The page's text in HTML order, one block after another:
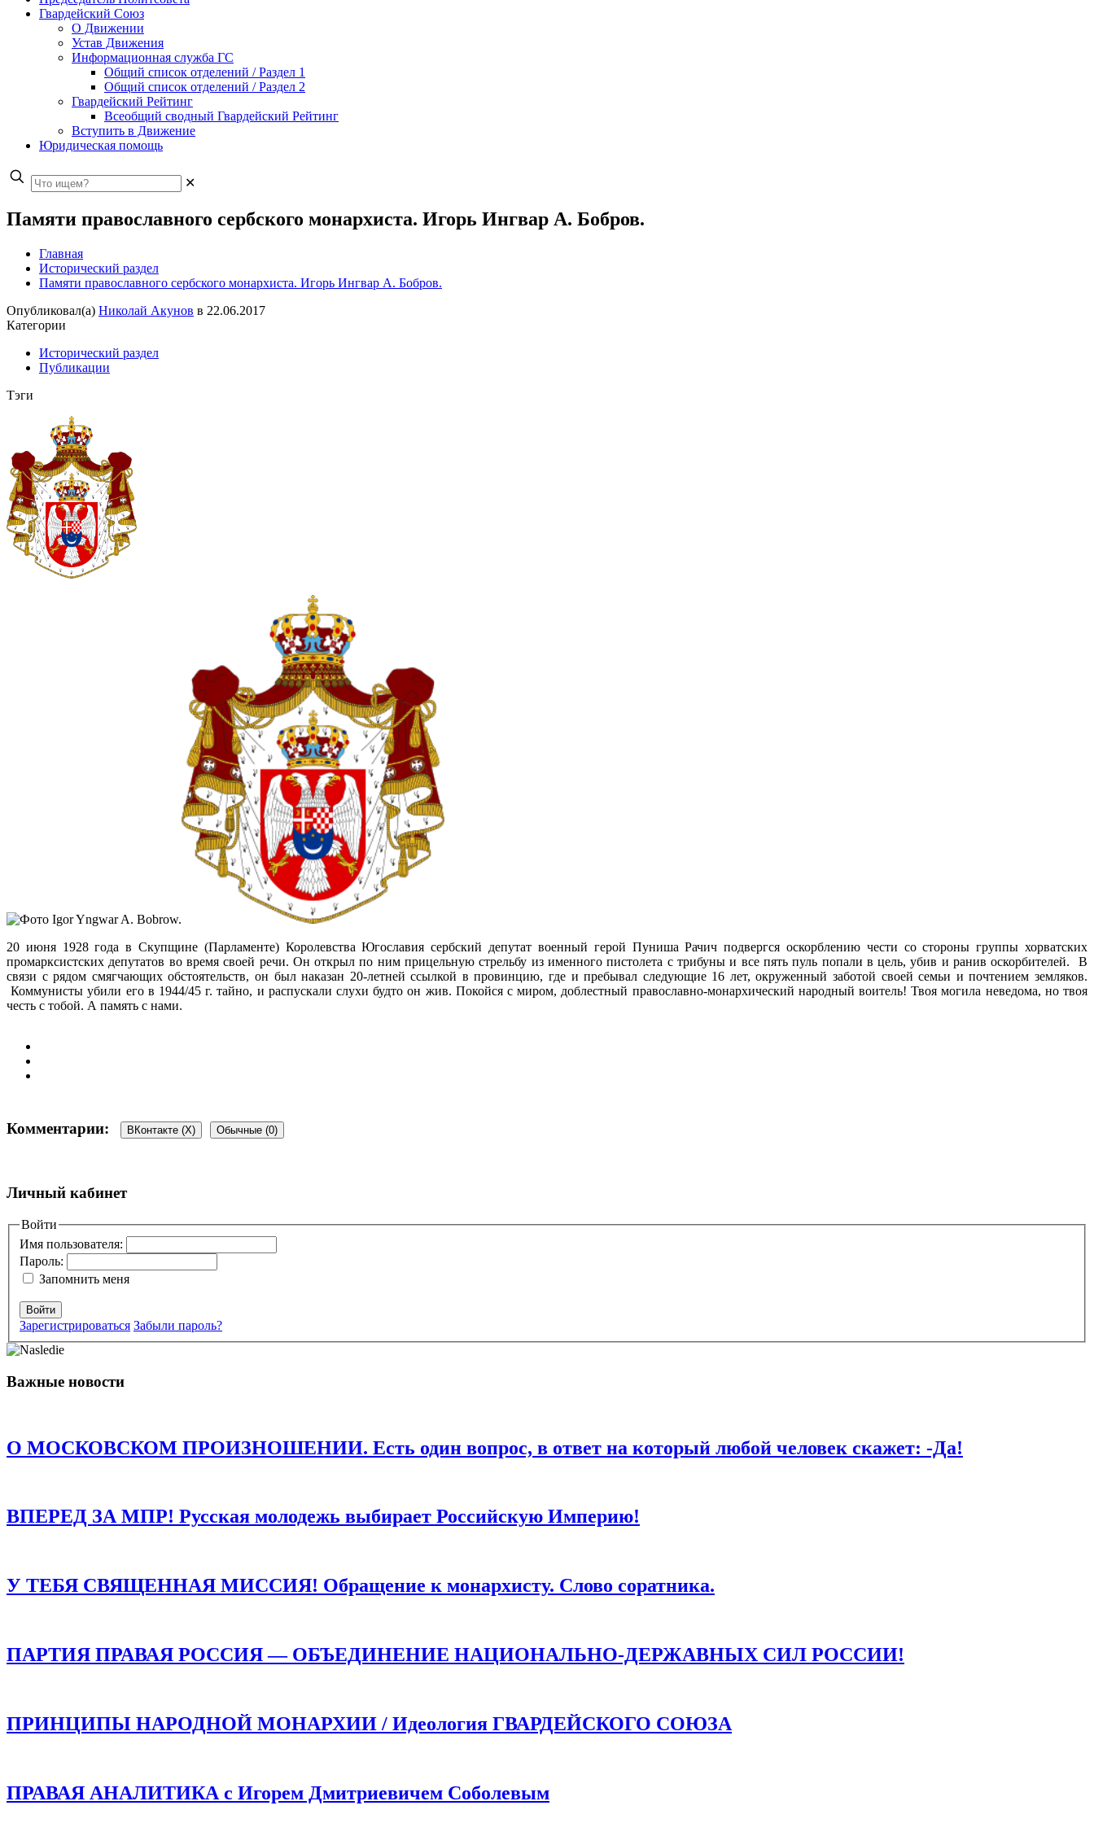
Гвардейский Союз
О Движении
Устав Движения
Информационная служба ГС
Общий список отделений / Раздел 1
Общий список отделений / Раздел 2
Гвардейский Рейтинг
Всеобщий сводный Гвардейский Рейтинг
Вступить в Движение
Юридическая помощь
✕
Памяти православного сербского монархиста. Игорь Ингвар А. Бобров.
Главная
Исторический раздел
Памяти православного сербского монархиста. Игорь Ингвар А. Бобров.
Опубликовал(а) Николай Акунов в 22.06.2017
Категории
Исторический раздел
Публикации
Тэги
20 июня 1928 года в Скупщине (Парламенте) Королевства Югославия сербский депутат военный герой Пуниша Рачич подвергся оскорблению чести со стороны группы хорватских
промарксистских депутатов во время своей речи. Он открыл по ним прицельную стрельбу из именного пистолета с трибуны и все пять пуль попали в цель, убив и ранив оскорбителей. В
связи с рядом смягчающих обстоятельств, он был наказан 20-летней ссылкой в провинцию, где и пребывал следующие 16 лет, окруженный заботой своей семьи и почтением земляков.
Коммунисты убили его в 1944/45 г. тайно, и распускали слухи будто он жив. Покойся с миром, доблестный православно-монархический народный воитель! Твоя могила неведома, но твоя
честь с тобой. А память с нами.
Комментарии: ВКонтакте (X) Обычные (0)
Добавить комментарий
Ваш адрес email не будет опубликован. Обязательные поля помечены*
Комментарий*
Сохранить моё имя, email и адрес сайта в этом браузере для последующих моих комментариев.
Личный кабинет
Войти
Имя пользователя:
Пароль:
Запомнить меня
Войти
Зарегистрироваться Забыли пароль?
Важные новости
О МОСКОВСКОМ ПРОИЗНОШЕНИИ. Есть один вопрос, в ответ на который любой человек скажет: -Да!
ВПЕРЕД ЗА МПР! Русская молодежь выбирает Российскую Империю!
У ТЕБЯ СВЯЩЕННАЯ МИССИЯ! Обращение к монархисту. Слово соратника.
ПАРТИЯ ПРАВАЯ РОССИЯ — ОБЪЕДИНЕНИЕ НАЦИОНАЛЬНО-ДЕРЖАВНЫХ СИЛ РОССИИ!
ПРИНЦИПЫ НАРОДНОЙ МОНАРХИИ / Идеология ГВАРДЕЙСКОГО СОЮЗА
ПРАВАЯ АНАЛИТИКА с Игорем Дмитриевичем Соболевым